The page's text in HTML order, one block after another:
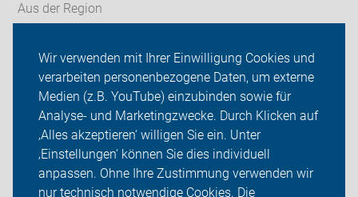
Wir verwenden mit Ihrer Einwilligung Cookies und
verarbeiten personenbezogene Daten, um externe
Medien (z.B. YouTube) einzubinden sowie für
Analyse- und Marketingzwecke. Durch Klicken auf
‚Alles akzeptieren‘ willigen Sie ein. Unter
‚Einstellungen‘ können Sie dies individuell
anpassen. Ohne Ihre Zustimmung verwenden wir
nur technisch notwendige Cookies. Die
Aus der Region
ADFC Teltow
Sei dabei
Presse
Login